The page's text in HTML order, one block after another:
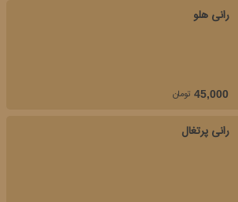
رانی هلو
45,000 تومان
رانی پرتغال